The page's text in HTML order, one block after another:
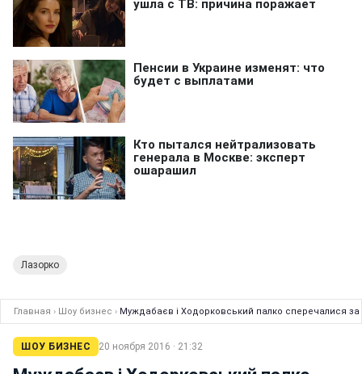
Лазорко
Главная › Шоу бизнес › Муждабаєв і Ходорковський палко сперечалися за
ШОУ БИЗНЕС 20 ноября 2016 · 21:32